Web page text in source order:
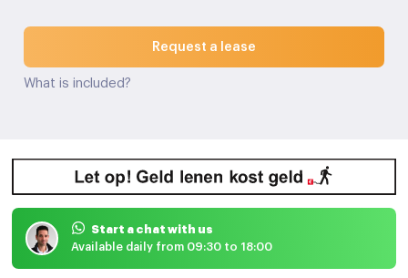
Request a lease
What is included?
Start a chat with us
Available daily from 09:30 to 18:00